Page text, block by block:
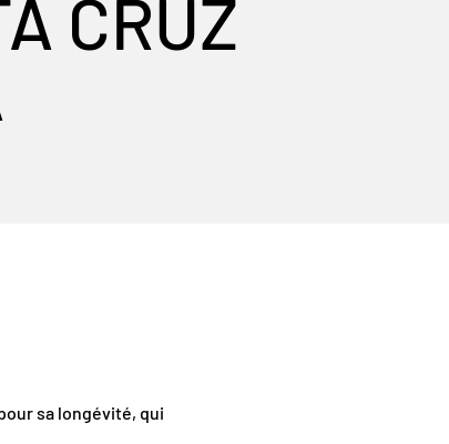
CRUZ
sa longévité, qui